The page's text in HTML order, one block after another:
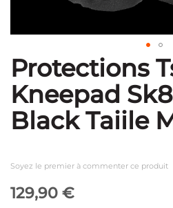
Skip
to
the
beginning
of
the
Protections
Kneepad
Black Taiile
Soyez le premier à commenter ce produit
129,90 €